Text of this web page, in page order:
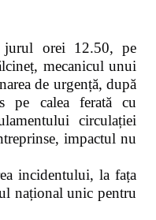
orei 12.50, pe
mecanicul unui
de urgență, după
pe calea ferată cu
circulației
impactul nu
incidentului, la fața
național unic pentru